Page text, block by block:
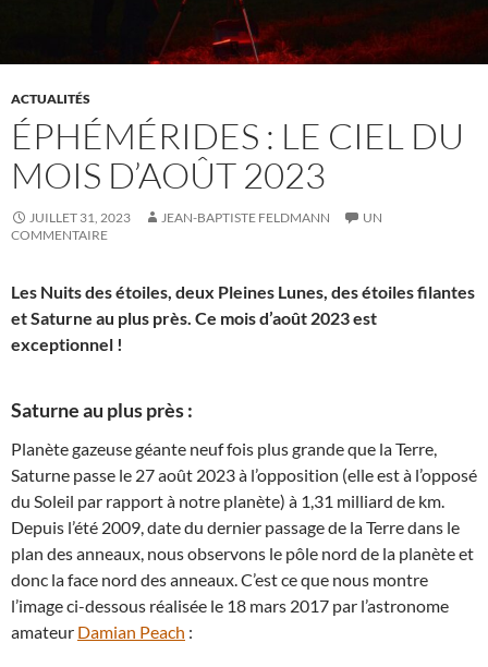
ACTUALITÉS
ÉPHÉMÉRIDES : LE CIEL DU
MOIS D’AOÛT 2023
JUILLET 31, 2023 JEAN-BAPTISTE FELDMANN
UN
COMMENTAIRE
Les Nuits des étoiles, deux Pleines Lunes, des étoiles filantes
et Saturne au plus près. Ce mois d’août 2023 est
exceptionnel !
Saturne au plus près :
Planète gazeuse géante neuf fois plus grande que la Terre,
Saturne passe le 27 août 2023 à l’opposition (elle est à l’opposé
du Soleil par rapport à notre planète) à 1,31 milliard de km.
Depuis l’été 2009, date du dernier passage de la Terre dans le
plan des anneaux, nous observons le pôle nord de la planète et
donc la face nord des anneaux. C’est ce que nous montre
l’image ci-dessous réalisée le 18 mars 2017 par l’astronome
amateur Damian Peach :